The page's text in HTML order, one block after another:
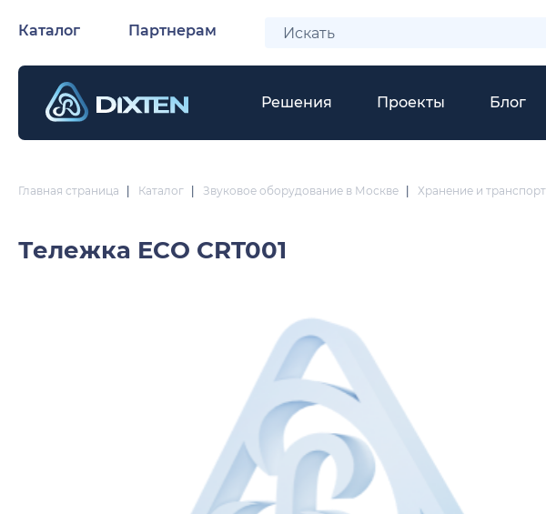
Каталог Партнерам
Решения Проекты Блог
Главная страница Каталог Звуковое оборудование в Москве Хранение и
Тележка ECO CRT001